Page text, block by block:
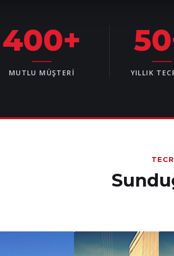
400+
MUTLU MÜŞTERI
50
YILLIK